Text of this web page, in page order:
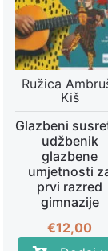
Ružica
Kiš
Glazbeni
udžbenik
glazbene
umjetnosti
prvi razred
gimnazije
€12,00